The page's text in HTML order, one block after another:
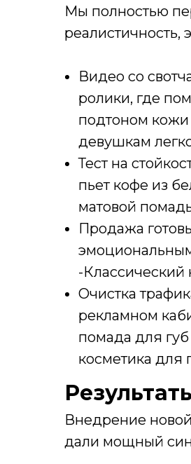
Мы полностью
реалистичность,
Видео со
ролики, где
подтоном кожи
девушкам
Тест на
пьет кофе из
матовой
Продажа
-Классический
Очистка
рекламном
помада для
косметика для
Внедрение
дали мощный